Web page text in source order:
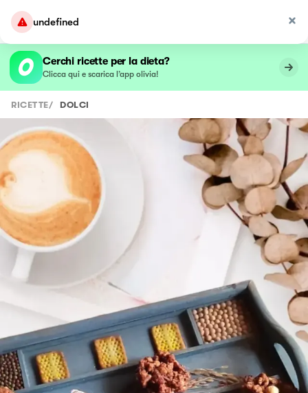
undefined
Cerchi ricette per la dieta?
Clicca qui e scarica l’app olivia!
RICETTE/ DOLCI